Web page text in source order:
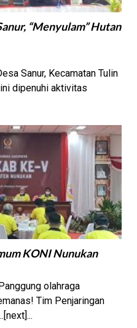
“Menyulam” Hutan
Sanur, Kecamatan Tulin
dipenuhi aktivitas
KONI Nunukan
olahraga
Tim Penjaringan